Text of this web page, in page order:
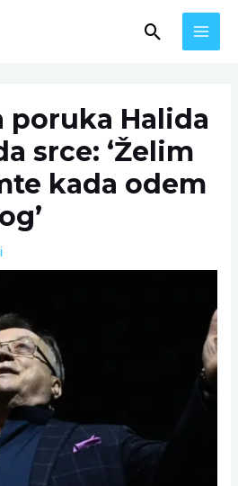
Search
poruka Halida
srce: ‘Želim
kada odem